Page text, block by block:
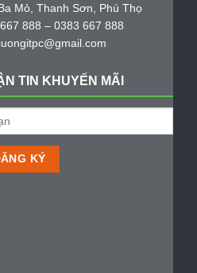
Mỏ, Thanh Sơn, Phú Thọ
888 – 0383 667 888
TIN KHUYẾN MÃI